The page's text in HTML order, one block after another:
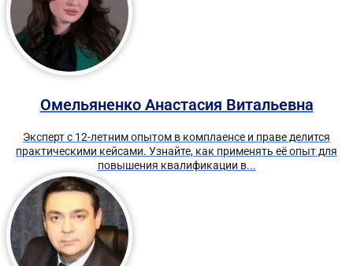
Омельяненко Анастасия Витальевна
Эксперт с 12-летним опытом в комплаенсе и праве делится
практическими кейсами. Узнайте, как применять её опыт для
повышения квалификации в...